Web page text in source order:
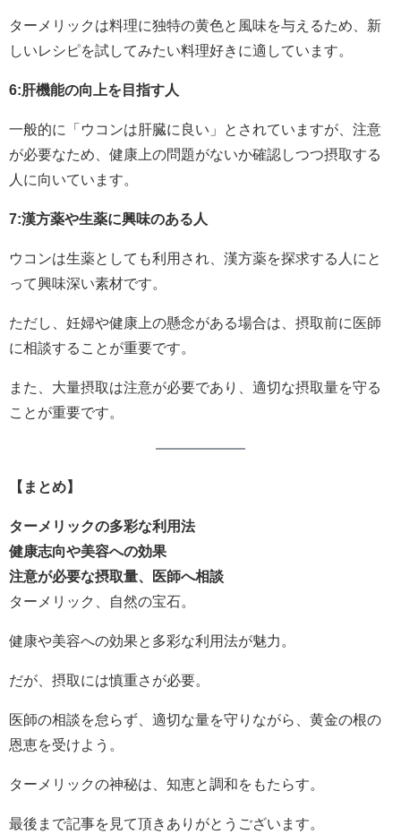
ターメリックは料理に独特の黄色と風味を与えるため、新
しいレシピを試してみたい料理好きに適しています。
6:肝機能の向上を目指す人
一般的に「ウコンは肝臓に良い」とされていますが、注意
が必要なため、健康上の問題がないか確認しつつ摂取する
人に向いています。
7:漢方薬や生薬に興味のある人
ウコンは生薬としても利用され、漢方薬を探求する人にと
って興味深い素材です。
ただし、妊婦や健康上の懸念がある場合は、摂取前に医師
に相談することが重要です。
また、大量摂取は注意が必要であり、適切な摂取量を守る
ことが重要です。
【まとめ】
ターメリックの多彩な利用法
健康志向や美容への効果
注意が必要な摂取量、医師へ相談
ターメリック、自然の宝石。
健康や美容への効果と多彩な利用法が魅力。
だが、摂取には慎重さが必要。
医師の相談を怠らず、適切な量を守りながら、黄金の根の
恩恵を受けよう。
ターメリックの神秘は、知恵と調和をもたらす。
最後まで記事を見て頂きありがとうございます。